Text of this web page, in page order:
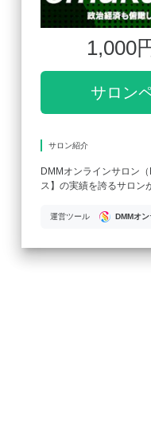
1,000
サロン
サロン紹介
DMMオンラインサロン
ス】の実績を誇るサロン
運営ツール DMMオ